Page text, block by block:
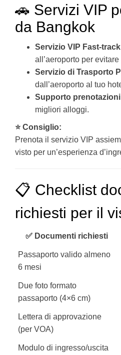
🚗 Servizi VIP
da Bangkok
Servizio VIP Fast-
all’aeroporto per
Servizio di Trasporto
dall’aeroporto al tuo
Supporto
migliori alloggi.
⭐ Consiglio:
Prenota il servizio VIP
visto per un’esperienza
📋 Checklist
richiesti per il
✅ Documenti richiesti
Passaporto valido almeno
6 mesi
Due foto formato
passaporto (4×6 cm)
Lettera di approvazione
(per VOA)
Modulo di ingresso/uscita